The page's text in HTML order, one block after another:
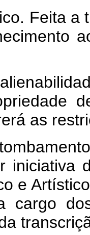
Feita a
as
iniciativa
e
cargo